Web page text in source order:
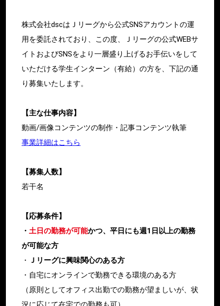
株式会社dscはＪリーグから公式SNSアカウントの運
用を委託されており、この度、Ｊリーグの公式WEBサ
イトおよびSNSをより一層盛り上げるお手伝いをして
いただける学生インターン（有給）の方を、下記の通
り募集いたします。
【主な仕事内容】
動画/画像コンテンツの制作・記事コンテンツ執筆
事業詳細はこちら
【募集人数】
若干名
【応募条件】
・ 土日の勤務が可能かつ、平日にも週1日以上の勤務
が可能な方
・
Ｊリーグに興味関心のある方
・自宅にオンラインで勤務できる環境のある方
（原則としてオフィス出勤での勤務が望ましいが、状